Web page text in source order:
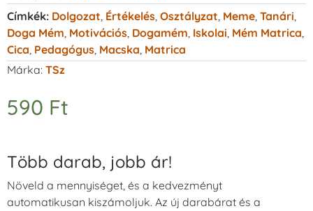
Címkék: Dolgozat Értékelés Osztályzat Meme Tanári
Doga Mém Motivációs Dogamém Iskolai Mém Matrica
Cica Pedagógus Macska Matrica
Márka: TSz
590 Ft
Több darab, jobb ár!
Növeld a mennyiséget, és a kedvezményt
automatikusan kiszámoljuk. Az új darabárat és a